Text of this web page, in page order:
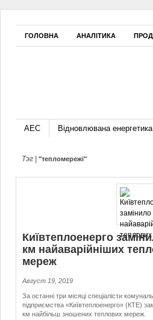
ГОЛОВНА АНАЛІТИКА
АЕС Відновлювана енергетика
Тэг | "тепломережі"
Київтеплоенерго
км найаварійніших
мереж
Август 19, 2019
За останні три місяці спеціалісти
підприємства «Київтеплоенерго» (КТЕ)
км найбільш зношених теплових мереж.